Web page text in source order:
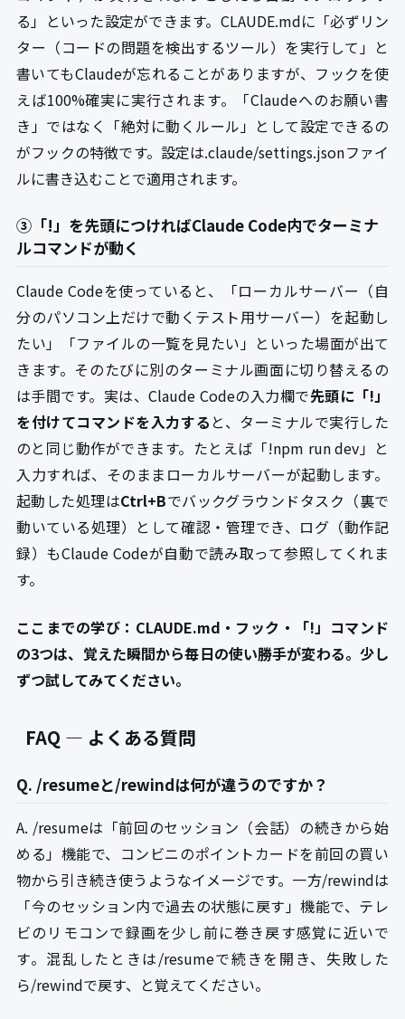
る」といった設定ができます。CLAUDE.mdに「必ずリン
ター（コードの問題を検出するツール）を実行して」と
書いてもClaudeが忘れることがありますが、フックを使
えば100%確実に実行されます。「Claudeへのお願い書
き」ではなく「絶対に動くルール」として設定できるの
がフックの特徴です。設定は.claude/settings.jsonファイ
ルに書き込むことで適用されます。
③「!」を先頭につければClaude Code内でターミナ
ルコマンドが動く
Claude Codeを使っていると、「ローカルサーバー（自
分のパソコン上だけで動くテスト用サーバー）を起動し
たい」「ファイルの一覧を見たい」といった場面が出て
きます。そのたびに別のターミナル画面に切り替えるの
は手間です。実は、Claude Codeの入力欄で先頭に「!」
を付けてコマンドを入力する と、ターミナルで実行した
のと同じ動作ができます。たとえば「!npm run dev」と
入力すれば、そのままローカルサーバーが起動します。
起動した処理はCtrl+Bでバックグラウンドタスク（裏で
動いている処理）として確認・管理でき、ログ（動作記
録）もClaude Codeが自動で読み取って参照してくれま
す。
ここまでの学び：CLAUDE.md・フック・「!」コマンド
の3つは、覚えた瞬間から毎日の使い勝手が変わる。少し
ずつ試してみてください。
FAQ — よくある質問
Q. /resumeと/rewindは何が違うのですか？
A. /resumeは「前回のセッション（会話）の続きから始
める」機能で、コンビニのポイントカードを前回の買い
物から引き続き使うようなイメージです。一方/rewindは
「今のセッション内で過去の状態に戻す」機能で、テレ
ビのリモコンで録画を少し前に巻き戻す感覚に近いで
す。混乱したときは/resumeで続きを開き、失敗した
ら/rewindで戻す、と覚えてください。